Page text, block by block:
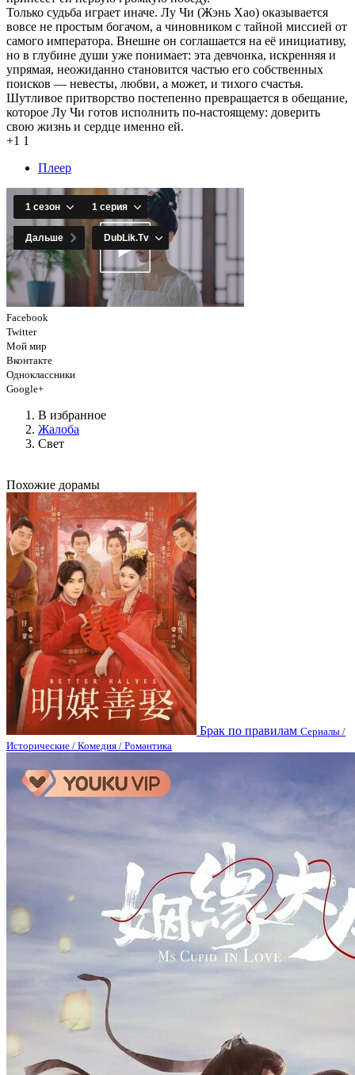
Только судьба играет иначе. Лу Чи (Жэнь Хао) оказывается
вовсе не простым богачом, а чиновником с тайной миссией от
самого императора. Внешне он соглашается на её инициативу,
но в глубине души уже понимает: эта девчонка, искренняя и
упрямая, неожиданно становится частью его собственных
поисков — невесты, любви, а может, и тихого счастья.
Шутливое притворство постепенно превращается в обещание,
которое Лу Чи готов исполнить по-настоящему: доверить
свою жизнь и сердце именно ей.
+1 1
Плеер
Facebook
Twitter
Мой мир
Вконтакте
Одноклассники
Google+
В избранное
Жалоба
Свет
Похожие дорамы
Брак по правилам Сериалы /
Исторические / Комедия / Романтика